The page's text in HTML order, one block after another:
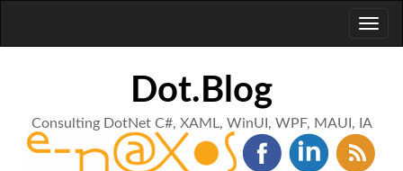
Dot.Blog
Consulting DotNet C#, XAML, WinUI, WPF, MAUI, IA